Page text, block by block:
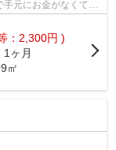
元にお金がなくても
：2,300円 )
1ヶ月
㎡